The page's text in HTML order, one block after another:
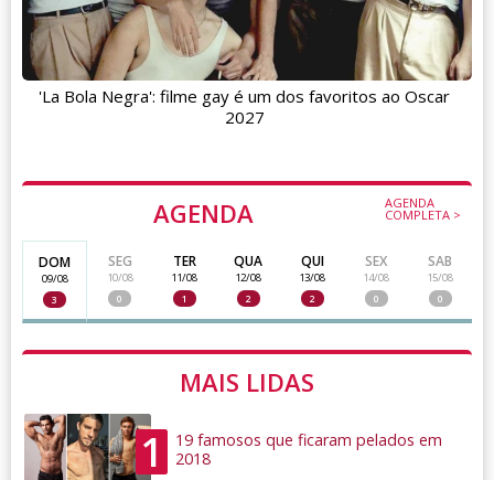
AGENDA AGENDA
COMPLETA >
DOM
09/08
3
SEG
10/08
0
TER
11/08
1
QUA
12/08
2
QUI
13/08
2
SEX
14/08
0
SAB
15/08
0
MAIS LIDAS
1
19 famosos que ficaram pelados em
2018
'La Bola Negra': filme gay é um dos favoritos ao Oscar
2027